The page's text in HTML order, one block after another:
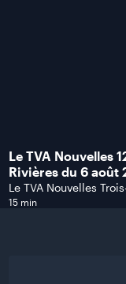
Le TVA Nouvelles
Rivières du 6 août
Le TVA Nouvelles
15 min